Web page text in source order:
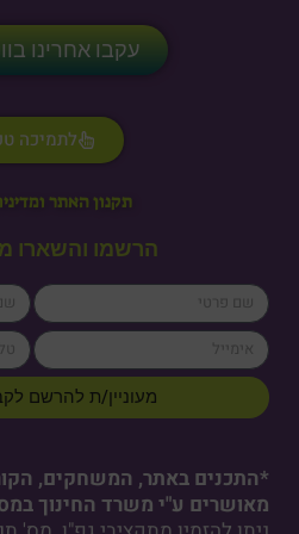
עקבו אחרינו
לתמיכה
תקנון האתר
*התכנים באתר, המשחקים,
מאושרים ע"י משרד החינוך
הרשמו והשארו
firstName
email
מעוניין/ת להרשם